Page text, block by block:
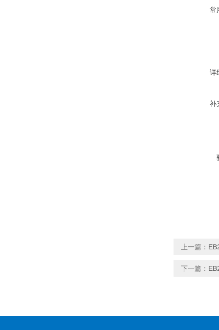
常
详
补
上一篇：
下一篇：